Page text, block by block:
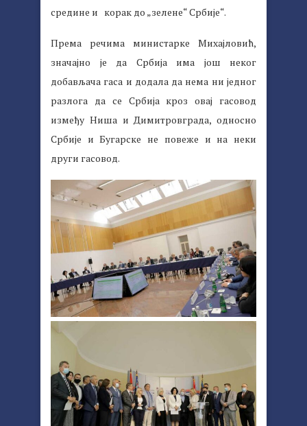
средине и корак до „зелене“ Србије“.
Према речима министарке Михајловић,
значајно је да Србија има још неког
добављача гаса и додала да нема ни једног
разлога да се Србија кроз овај гасовод
између Ниша и Димитровграда, односно
Србије и Бугарске не повеже и на неки
други гасовод.